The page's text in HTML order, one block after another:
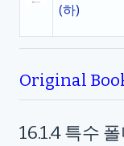
(하)
Original
16.1.4특수